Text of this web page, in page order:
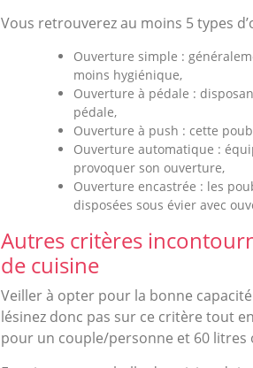
Vous retrouverez au moins 5 types
Ouverture simple :
moins hygiénique,
Ouverture à pédale :
pédale,
Ouverture à push : cette
Ouverture automatique :
provoquer son ouverture,
Ouverture encastrée : les
disposées sous évier avec
Autres critères
de cuisine
Veiller à opter pour la bonne
lésinez donc pas sur ce critère tout
pour un couple/personne et 60